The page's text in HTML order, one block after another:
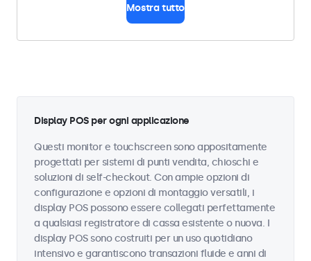
Mostra tutto
Display POS per ogni applicazione
Questi monitor e touchscreen sono appositamente
progettati per sistemi di punti vendita, chioschi e
soluzioni di self-checkout. Con ampie opzioni di
configurazione e opzioni di montaggio versatili, i
display POS possono essere collegati perfettamente
a qualsiasi registratore di cassa esistente o nuova. I
display POS sono costruiti per un uso quotidiano
intensivo e garantiscono transazioni fluide e anni di